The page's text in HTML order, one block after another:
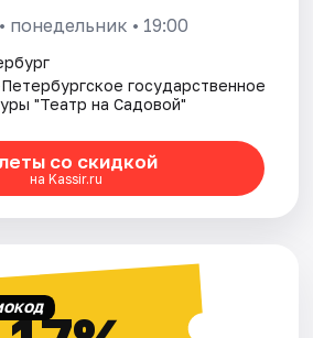
• понедельник • 19:00
государственное
"Театр на Садовой"
со скидкой
на Kassir.ru